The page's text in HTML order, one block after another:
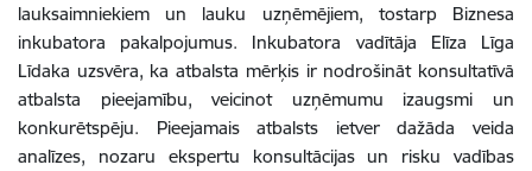
lauksaimniekiem un lauku uzņēmējiem, tostarp Biznesa
inkubatora pakalpojumus. Inkubatora vadītāja Elīza Līga
Līdaka uzsvēra, ka atbalsta mērķis ir nodrošināt konsultatīvā
atbalsta pieejamību, veicinot uzņēmumu izaugsmi un
konkurētspēju. Pieejamais atbalsts ietver dažāda veida
analīzes, nozaru ekspertu konsultācijas un risku vadības